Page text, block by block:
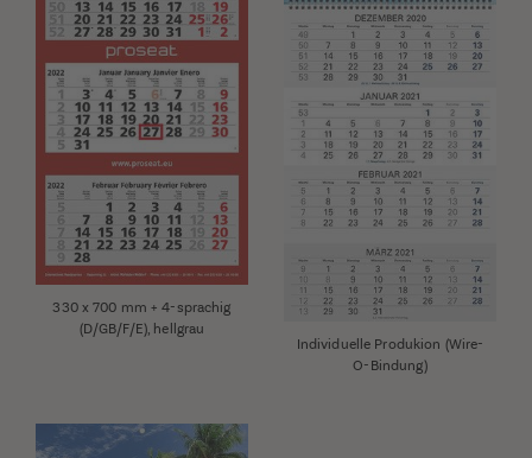
330 x 700 mm + 4-sprachig
(D/GB/F/E), hellgrau
Individuelle Produkion (Wire-
O-Bindung)